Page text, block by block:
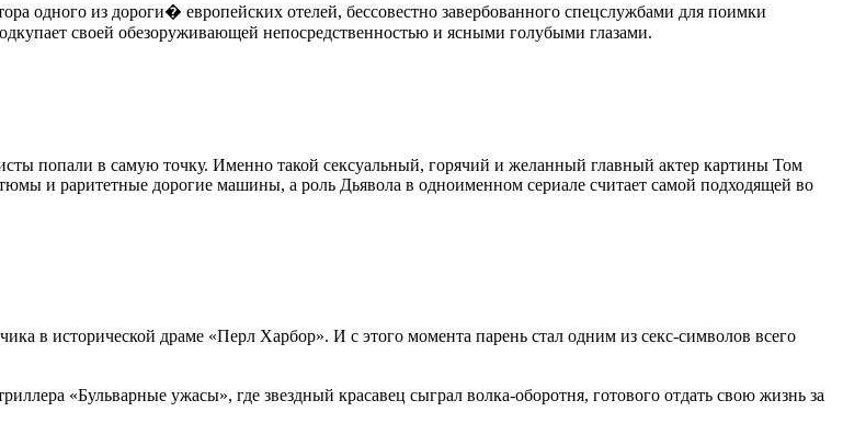
одного из дороги� европейских отелей, бессовестно завербованного спецслужбами для поимки
своей обезоруживающей непосредственностью и ясными голубыми глазами.
попали в самую точку. Именно такой сексуальный, горячий и желанный главный актер картины Том
и раритетные дорогие машины, а роль Дьявола в одноименном сериале считает самой подходящей во
в исторической драме «Перл Харбор». И с этого момента парень стал одним из секс-символов всего
«Бульварные ужасы», где звездный красавец сыграл волка-оборотня, готового отдать свою жизнь за